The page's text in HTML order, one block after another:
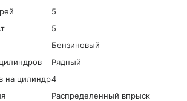
5
5
Бензиновый
Рядный
на цилиндр4
Распределенный впрыск